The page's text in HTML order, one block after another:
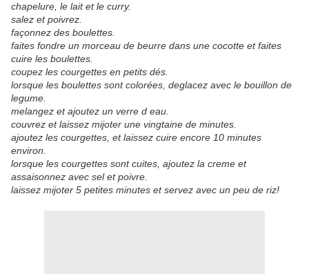
chapelure, le lait et le curry.
salez et poivrez.
façonnez des boulettes.
faites fondre un morceau de beurre dans une cocotte et faites
cuire les boulettes.
coupez les courgettes en petits dés.
lorsque les boulettes sont colorées, deglacez avec le bouillon de
legume.
melangez et ajoutez un verre d eau.
couvrez et laissez mijoter une vingtaine de minutes.
ajoutez les courgettes, et laissez cuire encore 10 minutes
environ.
lorsque les courgettes sont cuites, ajoutez la creme et
assaisonnez avec sel et poivre.
laissez mijoter 5 petites minutes et servez avec un peu de riz!